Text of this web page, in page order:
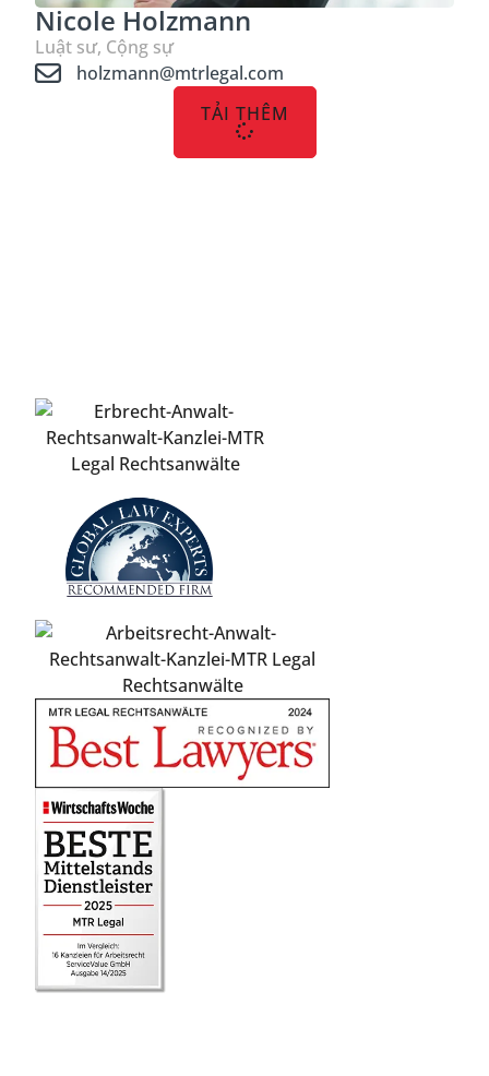
Nicole Holzmann
Luật sư, Cộng sự
holzmann@mtrlegal.com
TẢI THÊM